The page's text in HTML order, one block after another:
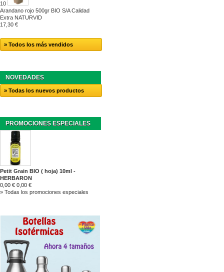
10
Arandano rojo 500gr BIO S/A Calidad
Extra NATURVID
17,30 €
» Todos los más vendidos
NOVEDADES
» Todas los nuevos productos
PROMOCIONES ESPECIALES
Petit Grain BIO ( hoja) 10ml -
HERBARON
0,00 € 0,00 €
» Todas los promociones especiales